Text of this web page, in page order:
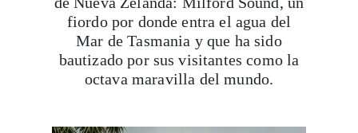
fiordo por donde entra el agua del
Mar de Tasmania y que ha sido
bautizado por sus visitantes como la
octava maravilla del mundo.